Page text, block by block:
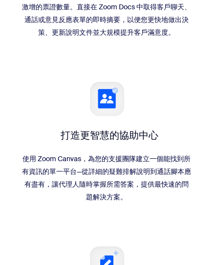
激增的票證數量。直接在 Zoom Docs 中取得客戶聊天、
通話或意見反應表單的即時摘要，以便您更快地做出決
策、更新說明文件並大規模提升客戶滿意度。
打造更智慧的協助中心
使用 Zoom Canvas，為您的支援團隊建立一個能找到所
有資訊的單一平台—從詳細的疑難排解說明到通話腳本應
有盡有，讓代理人隨時掌握所需答案，提供最快速的問
題解決方案。